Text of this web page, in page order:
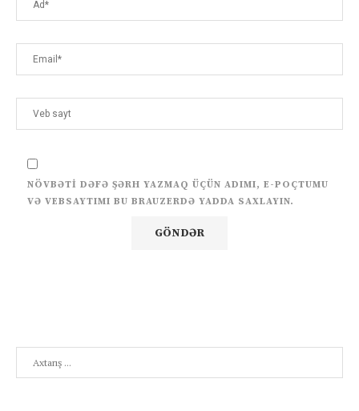
NÖVBƏTI DƏFƏ ŞƏRH YAZMAQ ÜÇÜN ADIMI, E-POÇTUMU
VƏ VEBSAYTIMI BU BRAUZERDƏ YADDA SAXLAYIN.